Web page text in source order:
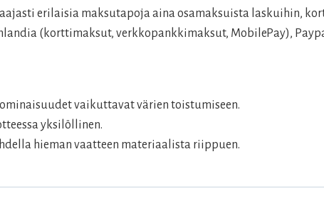
erilaisia maksutapoja aina osamaksuista laskuihin,
(korttimaksut, verkkopankkimaksut, MobilePay),
vaikuttavat värien toistumiseen.
yksilöllinen.
hieman vaatteen materiaalista riippuen.